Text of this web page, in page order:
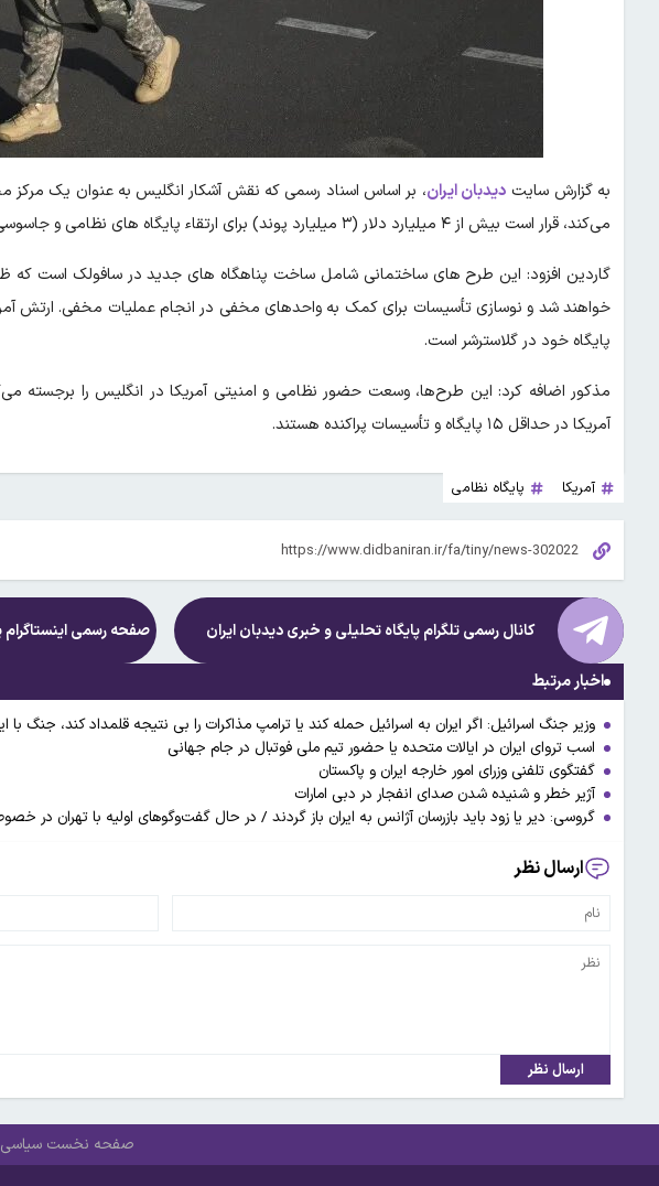
به گزارش سایت دیدبان ایران، بر اساس اسناد رسمی که نقش آشکار انگلیس به عنوان یک مرکز
می‌کند، قرار است بیش از ۴ میلیارد دلار (۳ میلیارد پوند) برای ارتقاء پایگاه‌ های نظامی و جاسوسی دولت ایالات متحده در بریتانیا هزینه شود.
گاردین افزود: این طرح‌ های ساختمانی شامل ساخت پناهگاه‌ های جدید در سافولک است که
خواهند شد و نوسازی تأسیسات برای کمک به واحدهای مخفی در انجام عملیات مخفی. ارتش
پایگاه خود در گلاسترشر است.
آمریکا در حداقل ۱۵ پایگاه و تأسیسات پراکنده هستند.
آمریکا پایگاه نظامی
کانال رسمی تلگرام پایگاه تحلیلی و خبریدیدبان ایران صفحه رسمی اینستاگرام
اخبار مرتبط
وزیر جنگ اسرائیل: اگر ایران به اسرائیل حمله کند یا ترامپ مذاکرات را بی نتیجه قلمداد کند، جنگ با
اسب تروای ایران در ایالات متحده یا حضور تیم ملی فوتبال در جام جهانی
گفتگوی تلفنی وزرای امور خارجه ایران و پاکستان
آژیر خطر و شنیده شدن صدای انفجار در دبی امارات
گروسی: دیر یا زود باید بازرسان آژانس به ایران باز گردند / در حال گفت‌وگوهای اولیه با تهران در
ارسال نظر
ارسال نظر
صفحه نخست سیاسی